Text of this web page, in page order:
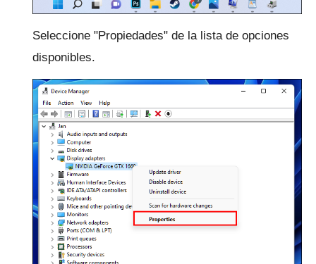
Seleccione "Propiedades" de la lista de opciones
disponibles.